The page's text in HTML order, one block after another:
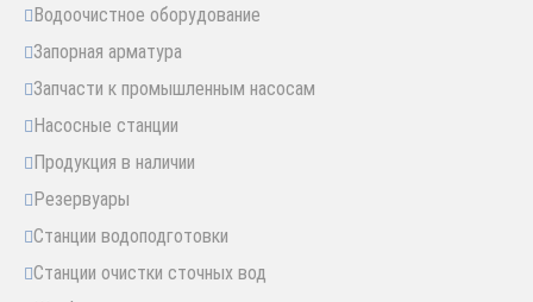
Водоочистное оборудование
Запорная арматура
Запчасти к промышленным насосам
Насосные станции
Продукция в наличии
Резервуары
Станции водоподготовки
Станции очистки сточных вод